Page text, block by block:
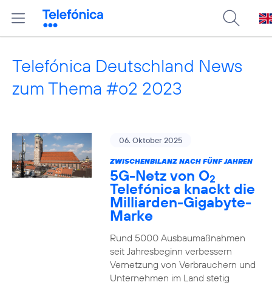
Telefónica Deutschland News
zum Thema #o2 2023
06. Oktober 2025
ZWISCHENBILANZ NACH FÜNF JAHREN
5G-Netz von O2
Telefónica knackt die
Milliarden-Gigabyte-
Marke
Rund 5000 Ausbaumaßnahmen
seit Jahresbeginn verbessern
Vernetzung von Verbrauchern und
Unternehmen im Land stetig